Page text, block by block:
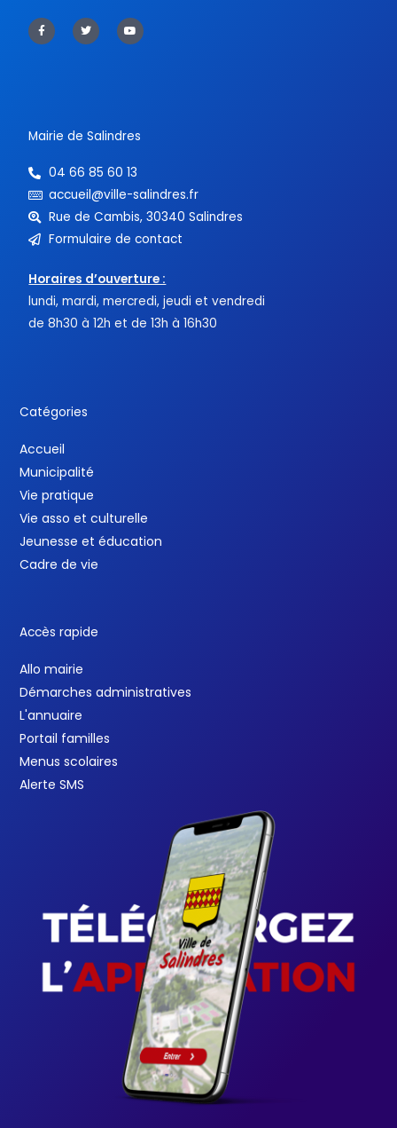
a
c
e
w
i
t
o
u
t
Mairie de Salindres
04 66 85 60 13
accueil@ville-salindres.fr
Rue de Cambis, 30340 Salindres
Formulaire de contact
Horaires d’ouverture :
lundi, mardi, mercredi, jeudi et vendredi
de 8h30 à 12h et de 13h à 16h30
Catégories
Accueil
Municipalité
Vie pratique
Vie asso et culturelle
Jeunesse et éducation
Cadre de vie
Accès rapide
Allo mairie
Démarches administratives
L'annuaire
Portail familles
Menus scolaires
Alerte SMS